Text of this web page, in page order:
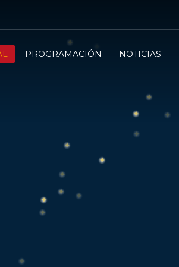
PROGRAMACIÓN NOTICIAS